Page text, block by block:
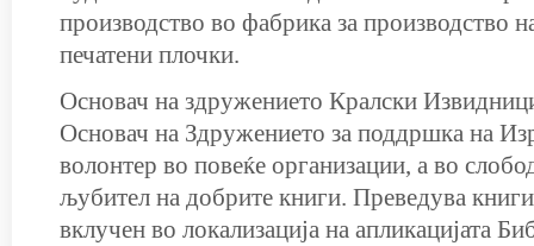
производство во фабрика за производство
печатени плочки.
Основач на здружението Кралски
Основач на Здружението за поддршка на
волонтер во повеќе организации, а во
љубител на добрите книги. Преведува
вклучен во локализација на апликацијата